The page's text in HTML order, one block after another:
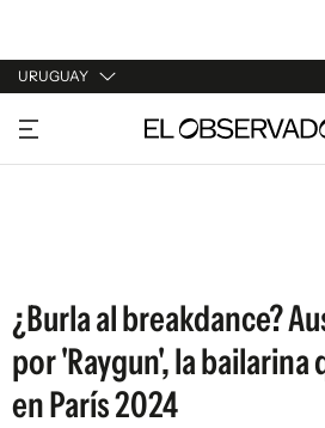
URUGUAY
URUGUAY
ARGENTINA
¿Burla al breakdance?
por 'Raygun', la bailarina
en París 2024